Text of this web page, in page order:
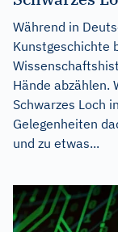
Während in
Kunstgeschichte
Hände abzählen.
Schwarzes Loch
Gelegenheiten
und zu etwas...